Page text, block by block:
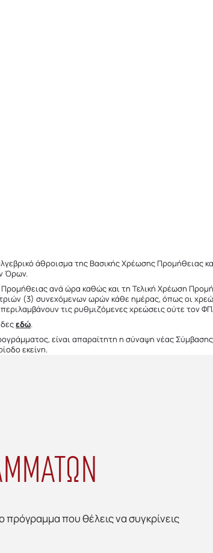
άθροισμα της Βασικής Χρέωσης Προμήθειας
Όρων.
ανά ώρα καθώς και τη Τελική Χρέωση
(3) συνεχόμενων ωρών κάθε ημέρας, όπως οι
τις ρυθμιζόμενες χρεώσεις ούτε τον
δεςεδώ.
είναι απαραίτητη η σύναψη νέας
εκείνη.
πρόγραμμα που θέλεις να συγκρίνεις